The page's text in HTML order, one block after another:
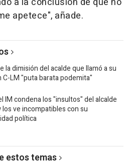
apetece", añade.
la dimisión del acalde que llamó a su
LM "puta barata podemita"
IM condena los "insultos" del alcalde
los ve incompatibles con su
política
estos temas